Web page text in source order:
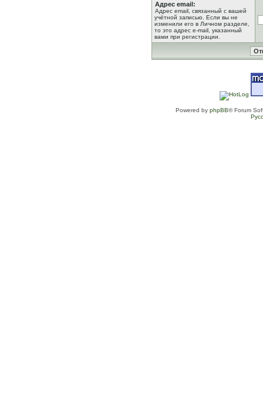
Адрес email:
Адрес email, связанный с вашей
учётной записью. Если вы не
изменили его в Личном разделе,
то это адрес e-mail, указанный
вами при регистрации.
Powered by phpBB® Forum